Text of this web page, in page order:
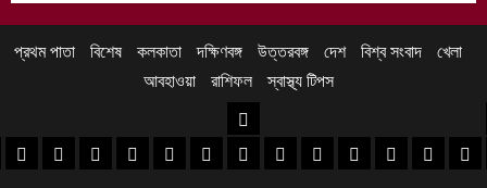
প্রথম পাতা বিশেষ কলকাতা দক্ষিণবঙ্গ উত্তরবঙ্গ দেশ বিশ্ব সংবাদ খেলা
আবহাওয়া
রাশিফল স্বাস্থ্য টিপস
খবর
খবর
পুরুলিয়া খবর
বাঁকুড়া খবরপশ্চিম বর্ধমান খবর
পূর্ব বর্ধমান খবর
বীরভূম খবরমুর্শিদাবাদ খবর
উত্তরবঙ্গ
কোচবিহার নিউজ
আলিপুরদুয়ার খবর
জলপাইগুড়ি খবর
শিলিগুড়ি খবর
উত্তরদক্ষিণ